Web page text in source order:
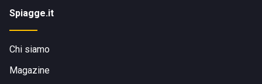
Spiagge.it
Chi siamo
Magazine